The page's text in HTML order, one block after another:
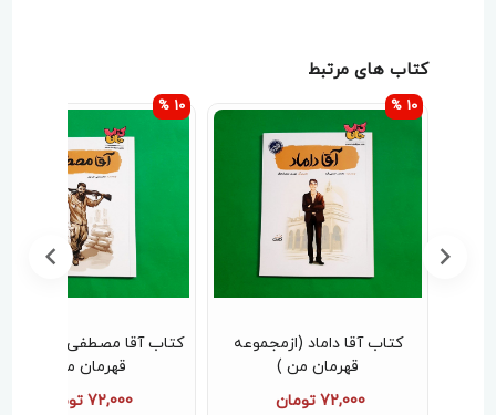
کتاب های مرتبط
کتاب آقا داماد (ازمجموعه
قهرمان من )
72,000 تومان
10 %
کتاب آقا مصطفی (از
قهرمان من )
72,000 تومان
10 %